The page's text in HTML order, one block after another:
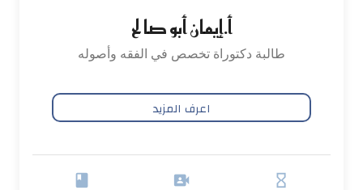
أ.إيمان أبو صالح
طالبة دكتوراة تخصص في الفقه وأصوله
اعرف المزيد
hourglass_empty
video_camera_front
book